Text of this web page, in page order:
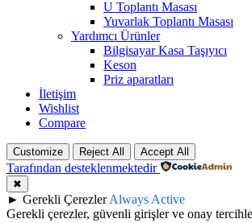
U Toplantı Masası
Yuvarlak Toplantı Masası
Yardımcı Ürünler
Bilgisayar Kasa Taşıyıcı
Keson
Priz aparatları
İletişim
Wishlist
Compare
Customize Reject All Accept All
Tarafından desteklenmektedir
✖
► Gerekli Çerezler Always Active
Gerekli çerezler, güvenli girişler ve onay